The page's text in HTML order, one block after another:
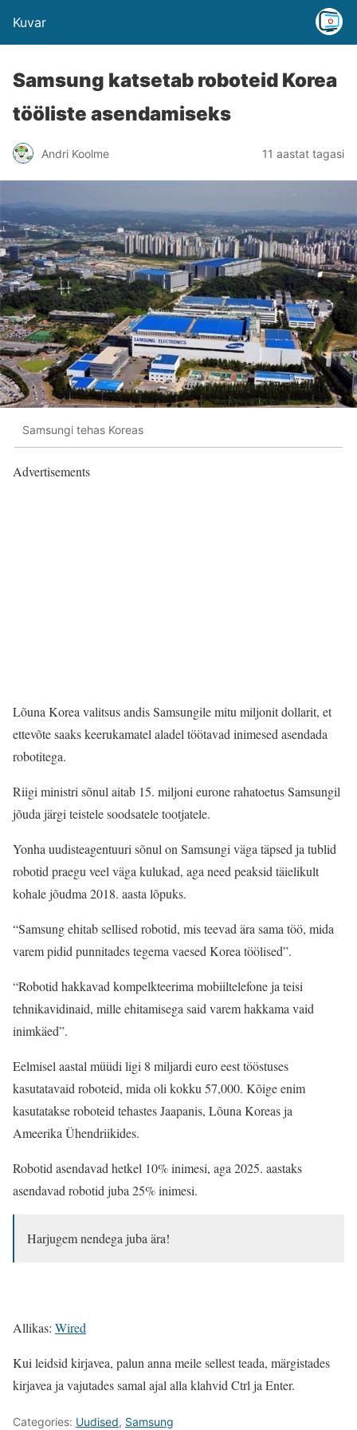
Kuvar
Samsung katsetab roboteid Korea
tööliste asendamiseks
Andri Koolme 11 aastat tagasi
Samsungi tehas Koreas
Advertisements
Lõuna Korea valitsus andis Samsungile mitu miljonit dollarit, et
ettevõte saaks keerukamatel aladel töötavad inimesed asendada
robotitega.
Riigi ministri sõnul aitab 15. miljoni eurone rahatoetus Samsungil
jõuda järgi teistele soodsatele tootjatele.
Yonha uudisteagentuuri sõnul on Samsungi väga täpsed ja tublid
robotid praegu veel väga kulukad, aga need peaksid täielikult
kohale jõudma 2018. aasta lõpuks.
“Samsung ehitab sellised robotid, mis teevad ära sama töö, mida
varem pidid punnitades tegema vaesed Korea töölised”.
“Robotid hakkavad kompelkteerima mobiiltelefone ja teisi
tehnikavidinaid, mille ehitamisega said varem hakkama vaid
inimkäed”.
Eelmisel aastal müüdi ligi 8 miljardi euro eest tööstuses
kasutatavaid roboteid, mida oli kokku 57,000. Kõige enim
kasutatakse roboteid tehastes Jaapanis, Lõuna Koreas ja
Ameerika Ühendriikides.
Robotid asendavad hetkel 10% inimesi, aga 2025. aastaks
asendavad robotid juba 25% inimesi.
Harjugem nendega juba ära!
Allikas: Wired
Kui leidsid kirjavea, palun anna meile sellest teada, märgistades
kirjavea ja vajutades samal ajal alla klahvid Ctrl ja Enter.
Categories: Uudised, Samsung